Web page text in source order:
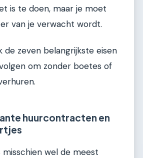
is te doen, maar je moet
van je verwacht wordt.
de zeven belangrijkste eisen
om zonder boetes of
huurcontracten en
misschien wel de meest